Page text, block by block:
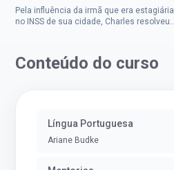
Pela influência da irmã que era estagiária
no INSS de sua cidade, Charles resolveu
Conteúdo do curso
Língua Portuguesa
Ariane Budke